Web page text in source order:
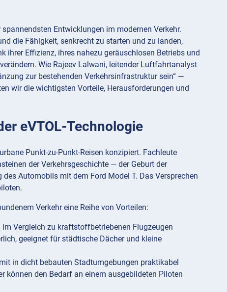
Entwicklungen im modernen Verkehr.
die Fähigkeit, senkrecht zu starten und zu landen,
Effizienz, ihres nahezu geräuschlosen Betriebs und
Wie Rajeev Lalwani, leitender Luftfahrtanalyst
zur bestehenden Verkehrsinfrastruktur sein“ —
wir die wichtigsten Vorteile, Herausforderungen und
eVTOL-Technologie
Punkt-zu-Punkt-Reisen konzipiert. Fachleute
der Verkehrsgeschichte — der Geburt der
Automobils mit dem Ford Model T. Das Versprechen
Verkehr eine Reihe von Vorteilen:
Vergleich zu kraftstoffbetriebenen Flugzeugen
geeignet für städtische Dächer und kleine
in dicht bebauten Stadtumgebungen praktikabel
können den Bedarf an einem ausgebildeten Piloten